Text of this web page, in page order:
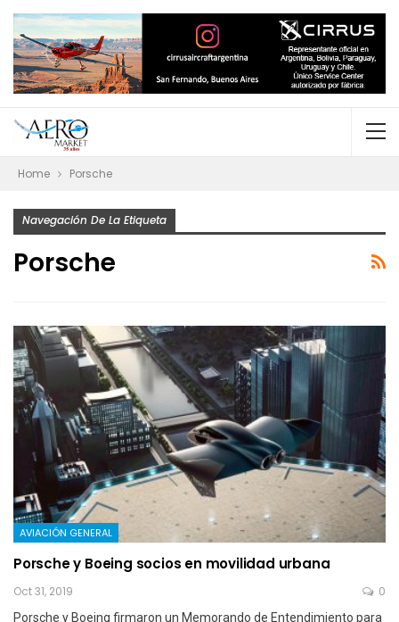
Home Porsche
Navegación De La Etiqueta
Porsche
AVIACIÓN GENERAL
Porsche y Boeing socios en movilidad urbana
Oct 31, 2019 0
Porsche y Boeing firmaron un Memorando de Entendimiento para